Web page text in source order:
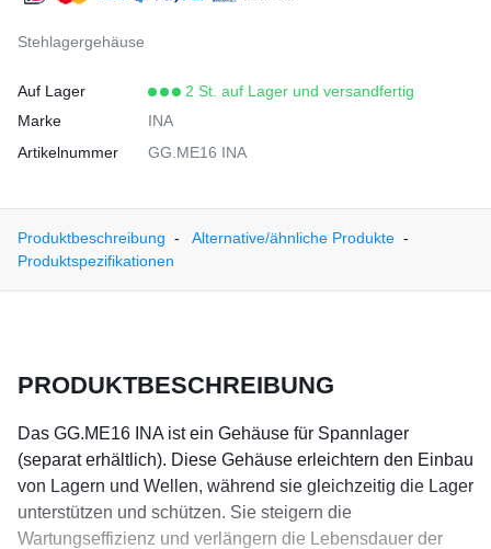
Stehlagergehäuse
Auf Lager
2 St. auf Lager und versandfertig
Marke
INA
Artikelnummer
GG.ME16 INA
Produktbeschreibung
Alternative/ähnliche Produkte
Produktspezifikationen
PRODUKTBESCHREIBUNG
Das GG.ME16 INA ist ein Gehäuse für Spannlager
(separat erhältlich). Diese Gehäuse erleichtern den Einbau
von Lagern und Wellen, während sie gleichzeitig die Lager
unterstützen und schützen. Sie steigern die
Wartungseffizienz und verlängern die Lebensdauer der